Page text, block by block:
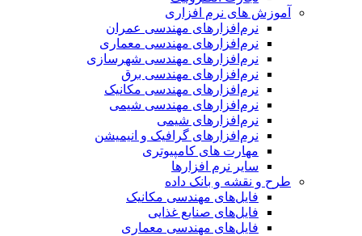
آموزش های نرم افزاری
نرم‌افزارهای مهندسی عمران
نرم‌افزارهای مهندسی معماری
نرم‌افزارهای مهندسی شهرسازی
نرم‌افزارهای مهندسی برق
نرم‌افزارهای مهندسی مکانیک
نرم‌افزارهای مهندسی شیمی
نرم‌افزارهای شیمی
نرم‌افزارهای گرافیک و انیمیشن
مهارت های کامپیوتری
سایر نرم افزارها
طرح و نقشه و بانک داده
فایل‌های مهندسی مکانیک
فایل‌های صنایع غذایی
فایل‌های مهندسی معماری